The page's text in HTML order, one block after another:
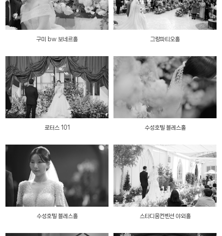
구미 bw 보네르홀 그랑파티오홀
로터스 101 수성호텔 블레스홀
수성호텔 블레스홀 스타디움컨벤션 야외홀